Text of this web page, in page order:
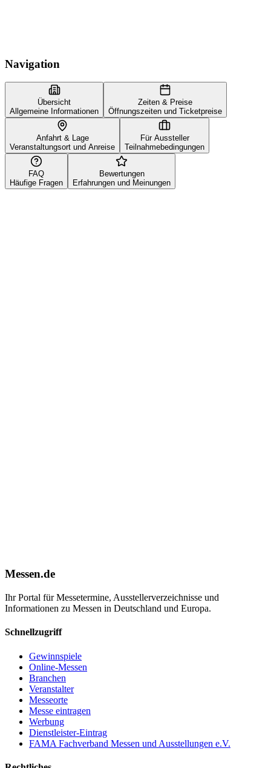
Navigation
Übersicht
Allgemeine Informationen
Zeiten & Preise
Öffnungszeiten und Ticketpreise
Anfahrt & Lage
Veranstaltungsort und Anreise
Für Aussteller
Teilnahmebedingungen
FAQ
Häufige Fragen
Bewertungen
Erfahrungen und Meinungen
Messen.de
Ihr Portal für Messetermine, Ausstellerverzeichnisse und
Informationen zu Messen in Deutschland und Europa.
Schnellzugriff
Gewinnspiele
Online-Messen
Branchen
Veranstalter
Messeorte
Messe eintragen
Werbung
Dienstleister-Eintrag
FAMA Fachverband Messen und Ausstellungen e.V.